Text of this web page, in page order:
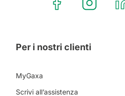
Per i nostri clienti
MyGaxa
Scrivi all’assistenza